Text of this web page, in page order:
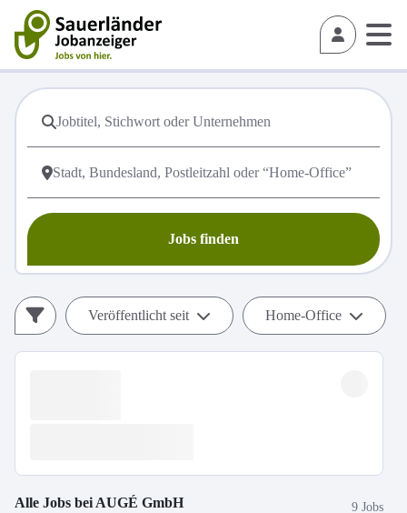
Jobs finden
Veröffentlicht seit Home-Office
Alle Jobs bei AUGÉ GmbH 9 Jobs